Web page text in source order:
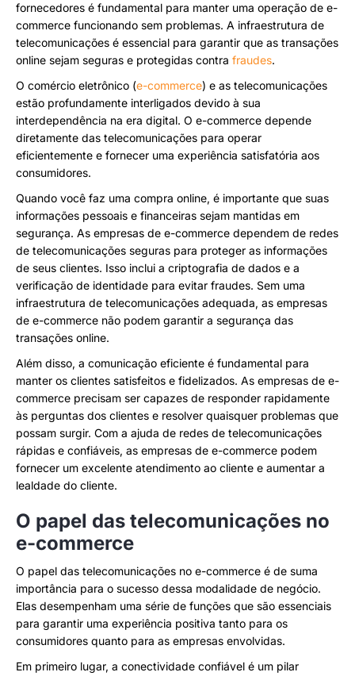
fornecedores é fundamental para manter uma operação de e-
commerce funcionando sem problemas. A infraestrutura de
telecomunicações é essencial para garantir que as transações
online sejam seguras e protegidas contra fraudes.
O comércio eletrônico (e-commerce) e as telecomunicações
estão profundamente interligados devido à sua
interdependência na era digital. O e-commerce depende
diretamente das telecomunicações para operar
eficientemente e fornecer uma experiência satisfatória aos
consumidores.
Quando você faz uma compra online, é importante que suas
informações pessoais e financeiras sejam mantidas em
segurança. As empresas de e-commerce dependem de redes
de telecomunicações seguras para proteger as informações
de seus clientes. Isso inclui a criptografia de dados e a
verificação de identidade para evitar fraudes. Sem uma
infraestrutura de telecomunicações adequada, as empresas
de e-commerce não podem garantir a segurança das
transações online.
Além disso, a comunicação eficiente é fundamental para
manter os clientes satisfeitos e fidelizados. As empresas de e-
commerce precisam ser capazes de responder rapidamente
às perguntas dos clientes e resolver quaisquer problemas que
possam surgir. Com a ajuda de redes de telecomunicações
rápidas e confiáveis, as empresas de e-commerce podem
fornecer um excelente atendimento ao cliente e aumentar a
lealdade do cliente.
O papel das telecomunicações no
e-commerce
O papel das telecomunicações no e-commerce é de suma
importância para o sucesso dessa modalidade de negócio.
Elas desempenham uma série de funções que são essenciais
para garantir uma experiência positiva tanto para os
consumidores quanto para as empresas envolvidas.
Em primeiro lugar, a conectividade confiável é um pilar